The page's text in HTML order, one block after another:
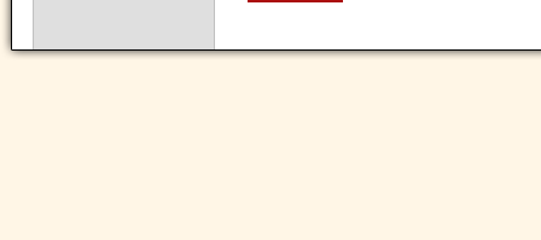
Navigation